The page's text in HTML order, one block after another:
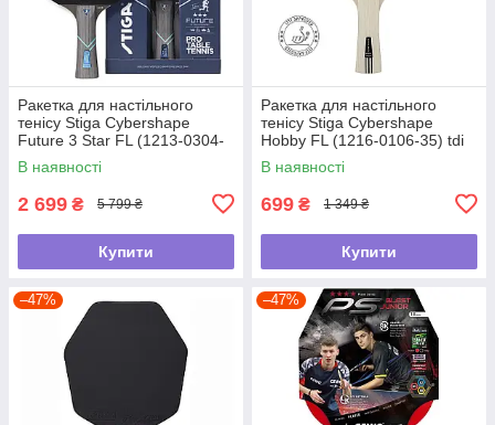
Ракетка для настільного
тенісу Stiga Cybershape
Future 3 Star FL (1213-0304-
35) tdi
В наявності
2 699 ₴ 5 799 ₴
Купити
Ракетка для настільного
тенісу Stiga Cybershape
Hobby FL (1216-0106-35) tdi
В наявності
699 ₴ 1 349 ₴
Купити
–47% –47%